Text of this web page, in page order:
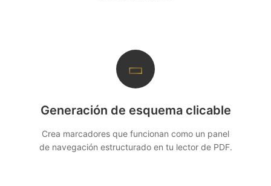
▭
Generación de esquema clicable
Crea marcadores que funcionan como un panel
de navegación estructurado en tu lector de PDF.